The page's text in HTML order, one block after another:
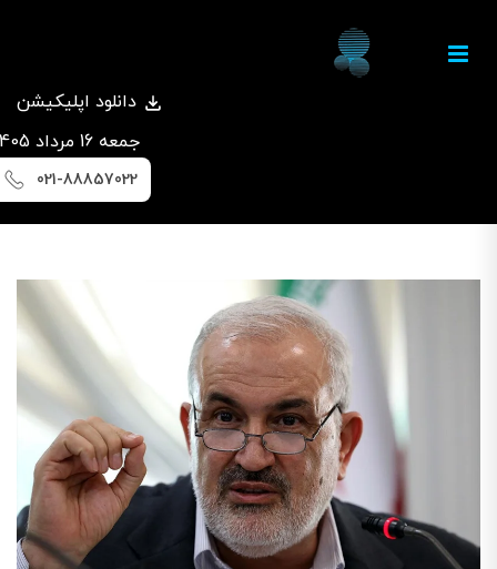
دانلود اپلیکیشن
جمعه 16 مرداد 1405
021-88857022